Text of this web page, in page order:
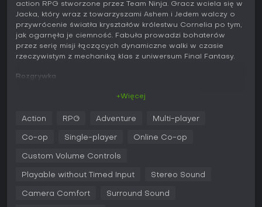
action RPG stworzone przez Team Ninja. Gracz wciela się w
Jacka, który wraz z towarzyszami Ashem i Jedem walczy o
przywrócenie światła kryształów królestwu Cornelia po tym,
jak ogarnęła je ciemność. Fabuła prowadzi bohaterów
przez serię misji łączących dynamiczne walki w czasie
rzeczywistym z mechaniką klas z uniwersum Final Fantasy.
Rozgrywka
stylu Team Ninja - liczy się precyzyjne wyczucie czasu,
zarządzanie wytrzymałością i agresywna ofensywa. Gracz
przełączać się między nimi, łącząc ataki, czary i
pochłaniać uderzenia wroga i tymczasowo przejmować
+Więcej
Action RPG Adventure Multi-player
Co-op Single-player Online Co-op
Custom Volume Controls
Playable without Timed Input Stereo Sound
Camera Comfort Surround Sound